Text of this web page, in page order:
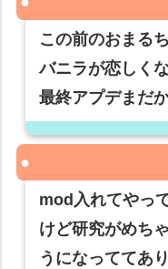
この前のおまる
バニラが恋しく
最終アプデまだ
mod入れてやっ
けど研究がめち
うになっててあ